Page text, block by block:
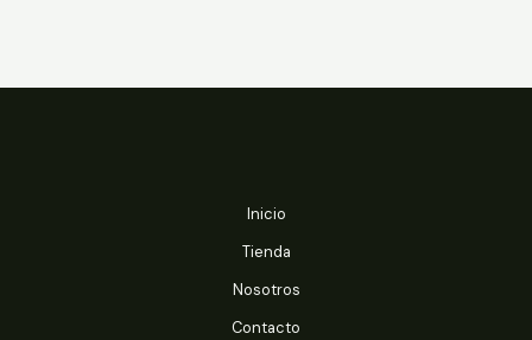
hasta
hasta
Inicio
Tienda
Nosotros
Contacto